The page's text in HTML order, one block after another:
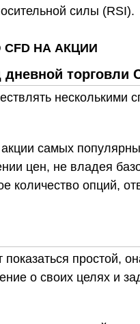
силы (RSI).
НА АКЦИИ
торговли
несколькими
самых
цен, не владея
количество
простой,
о своих целях и